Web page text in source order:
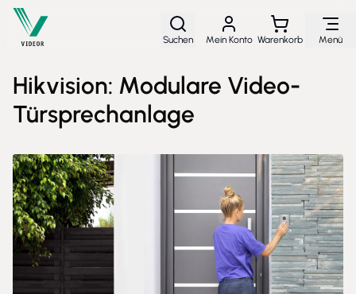
Direkt zum Inhalt
Suchen Mein Konto Warenkorb Menü
Hikvision: Modulare Video-
Türsprechanlage